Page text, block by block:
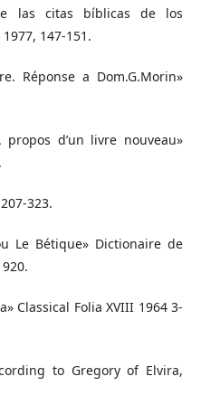
las citas bíblicas de los
147-151.
Réponse a Dom.G.Morin»
d’un livre nouveau»
323.
Le Bétique» Dictionaire de
Classical Folia XVIII 1964 3-
to Gregory of Elvira,